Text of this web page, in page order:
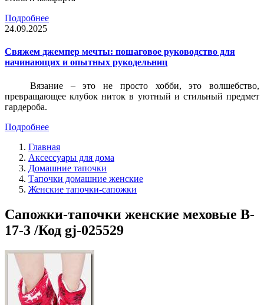
Подробнее
24.09.2025
Свяжем джемпер мечты: пошаговое руководство для
начинающих и опытных рукодельниц
Вязание – это не просто хобби, это волшебство,
превращающее клубок ниток в уютный и стильный предмет
гардероба.
Подробнее
Главная
Аксессуары для дома
Домашние тапочки
Тапочки домашние женские
Женские тапочки-сапожки
Сапожки-тапочки женские меховые B-
17-3 /Код gj-025529